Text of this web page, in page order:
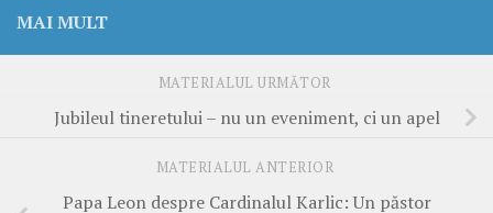
MAI MULT
MATERIALUL URMĂTOR
Jubileul tineretului – nu un eveniment, ci un apel
MATERIALUL ANTERIOR
Papa Leon despre Cardinalul Karlic: Un păstor